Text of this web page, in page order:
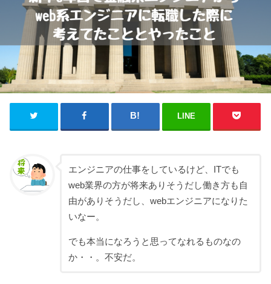
LINE
エンジニアの仕事をしているけど、ITでも
web業界の方が将来ありそうだし働き方も自
由がありそうだし、webエンジニアになりた
いなー。
でも本当になろうと思ってなれるものなの
か・・。不安だ。